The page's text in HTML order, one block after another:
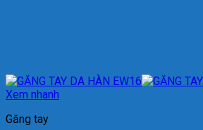
Xem nhanh
Găng tay